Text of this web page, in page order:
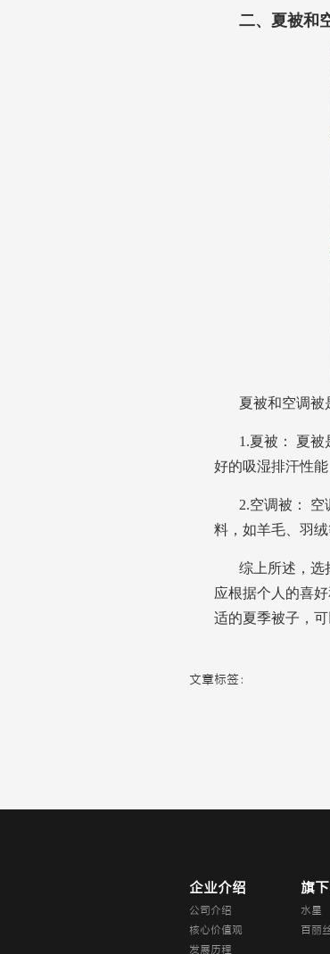
二、夏被和
夏被和空调被
1.夏被： 夏
好的吸湿排汗性
2.空调被：
料，如羊毛、羽
综上所述，选
应根据个人的喜
适的夏季被子，
文章标签：
企业介绍
公司介绍
核心价值观
发展历程
旗
水星
百丽